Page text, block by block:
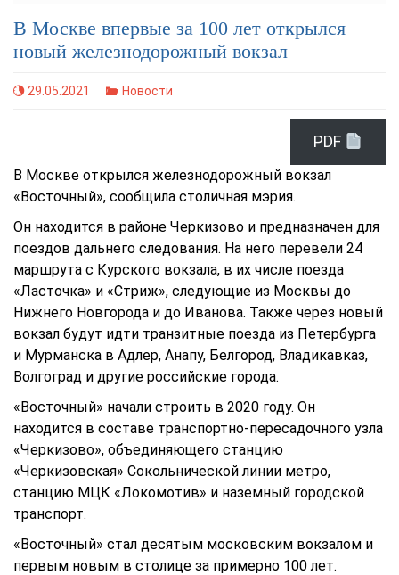
В Москве впервые за 100 лет открылся
новый железнодорожный вокзал
29.05.2021 Новости
PDF
В Москве открылся железнодорожный вокзал
«Восточный», сообщила столичная мэрия.
Он находится в районе Черкизово и предназначен для
поездов дальнего следования. На него перевели 24
маршрута с Курского вокзала, в их числе поезда
«Ласточка» и «Стриж», следующие из Москвы до
Нижнего Новгорода и до Иванова. Также через новый
вокзал будут идти транзитные поезда из Петербурга
и Мурманска в Адлер, Анапу, Белгород, Владикавказ,
Волгоград и другие российские города.
«Восточный» начали строить в 2020 году. Он
находится в составе транспортно-пересадочного узла
«Черкизово», объединяющего станцию
«Черкизовская» Сокольнической линии метро,
станцию МЦК «Локомотив» и наземный городской
транспорт.
«Восточный» стал десятым московским вокзалом и
первым новым в столице за примерно 100 лет.